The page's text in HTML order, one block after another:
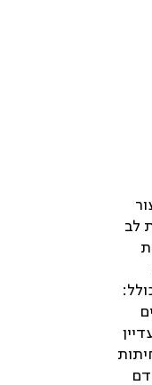
בשיעור
לב